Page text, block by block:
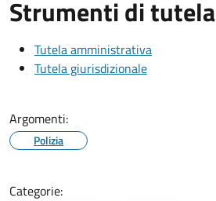
Strumenti di tutela
Tutela amministrativa
Tutela giurisdizionale
Argomenti:
Polizia
Categorie: